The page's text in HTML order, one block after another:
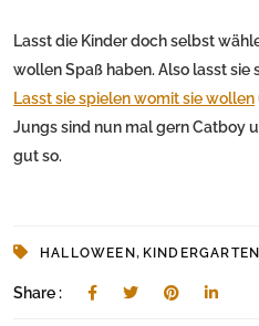
Lasst die Kinder doch selbst
wollen Spaß haben. Also lasst sie
Lasst sie spielen womit sie wollen
Jungs sind nun mal gern Catboy
gut so.
HALLOWEEN,
Share :